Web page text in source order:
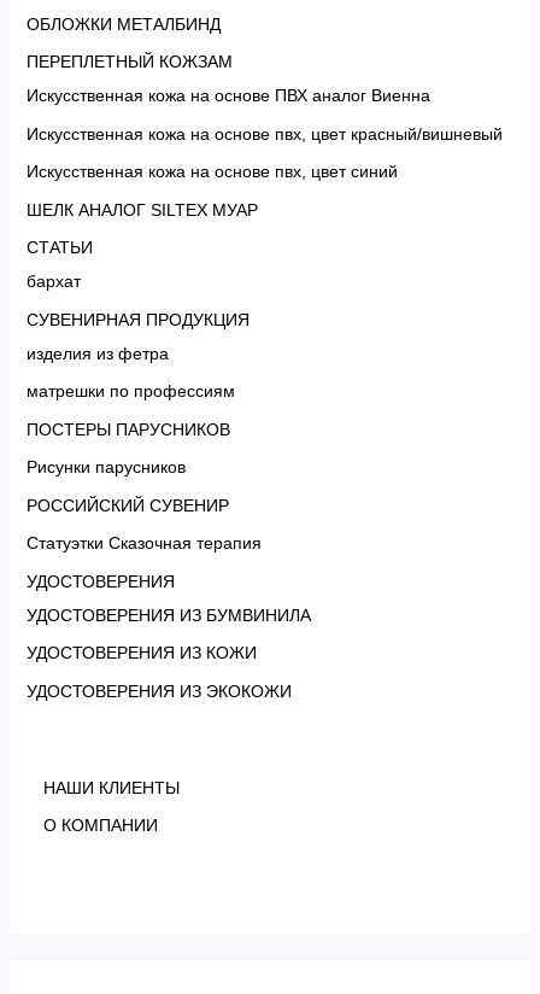
ОБЛОЖКИ МЕТАЛБИНД
ПЕРЕПЛЕТНЫЙ КОЖЗАМ
Искусственная кожа на основе ПВХ аналог Виенна
Искусственная кожа на основе пвх, цвет красный/вишневый
Искусственная кожа на основе пвх, цвет синий
ШЕЛК АНАЛОГ SILTEX МУАР
СТАТЬИ
бархат
СУВЕНИРНАЯ ПРОДУКЦИЯ
изделия из фетра
матрешки по профессиям
ПОСТЕРЫ ПАРУСНИКОВ
Рисунки парусников
РОССИЙСКИЙ СУВЕНИР
Статуэтки Сказочная терапия
УДОСТОВЕРЕНИЯ
УДОСТОВЕРЕНИЯ ИЗ БУМВИНИЛА
УДОСТОВЕРЕНИЯ ИЗ КОЖИ
УДОСТОВЕРЕНИЯ ИЗ ЭКОКОЖИ
НАШИ КЛИЕНТЫ
О КОМПАНИИ